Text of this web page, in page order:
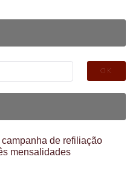
de refiliação
mensalidades